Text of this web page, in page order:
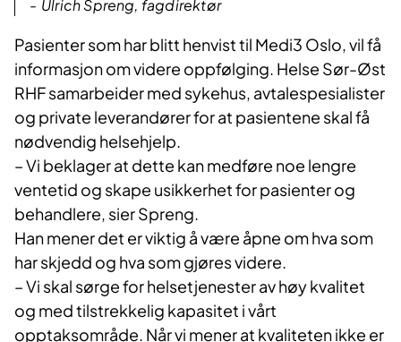
Ulrich Spreng, fagdirektør
Pasienter som har blitt henvist til Medi3 Oslo, vil få
informasjon om videre oppfølging. Helse Sør-Øst
RHF samarbeider med sykehus, avtalespesialister
og private leverandører for at pasientene skal få
nødvendig helsehjelp.
– Vi beklager at dette kan medføre noe lengre
ventetid og skape usikkerhet for pasienter og
behandlere, sier Spreng.
Han mener det er viktig å være åpne om hva som
har skjedd og hva som gjøres videre.
– Vi skal sørge for helsetjenester av høy kvalitet
og med tilstrekkelig kapasitet i vårt
opptaksområde. Når vi mener at kvaliteten ikke er